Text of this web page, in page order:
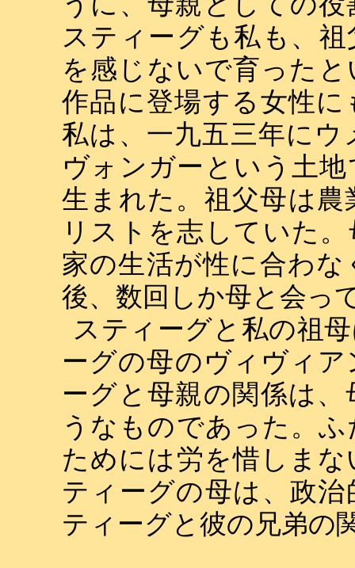
スティーグも私も、
を感じないで育った
作品に登場する女性
私は、一九五三年に
ヴォンガーという土
生まれた。祖父母は
リストを志していた
家の生活が性に合わ
後、数回しか母と会っ
スティーグと私の祖
ーグの母のヴィヴィ
ーグと母親の関係は
うなものであった。
ためには労を惜しま
ティーグの母は、政
ティーグと彼の兄弟の